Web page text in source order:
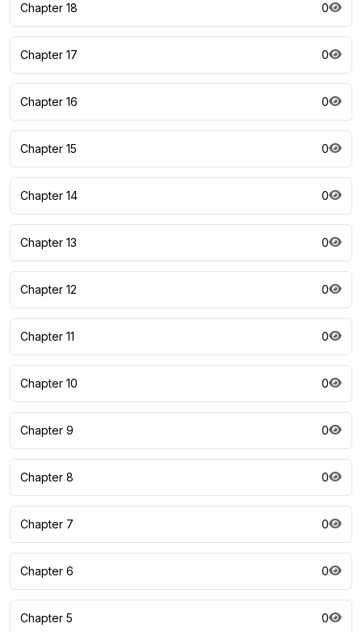
Chapter 18 0
Chapter 17 0
Chapter 16 0
Chapter 15 0
Chapter 14 0
Chapter 13 0
Chapter 12 0
Chapter 11 0
Chapter 10 0
Chapter 9 0
Chapter 8 0
Chapter 7 0
Chapter 6 0
Chapter 5 0